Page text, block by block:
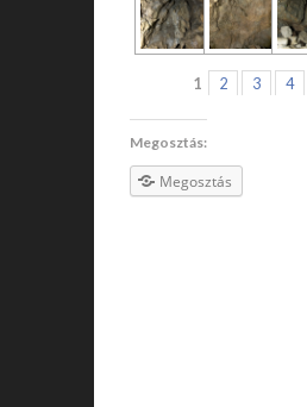
1 2 3 4
Megosztás:
Megosztás